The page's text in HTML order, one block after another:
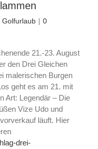
Golfurlaub | 0
21.-23. August
den Drei Gleichen
malerischen Burgen
geht es am 21. mit
Art: Legendär – Die
Vize Udo und
läuft. Hier
drei-